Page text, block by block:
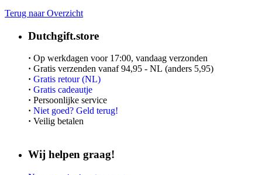
Terug naar Overzicht
Dutchgift.store
· Op werkdagen voor 17:00, vandaag verzonden
· Gratis verzenden vanaf 94,95 - NL (anders 5,95)
· Gratis retour (NL)
· Gratis cadeautje
· Persoonlijke service
· Niet goed? Geld terug!
· Veilig betalen
Wij helpen graag!